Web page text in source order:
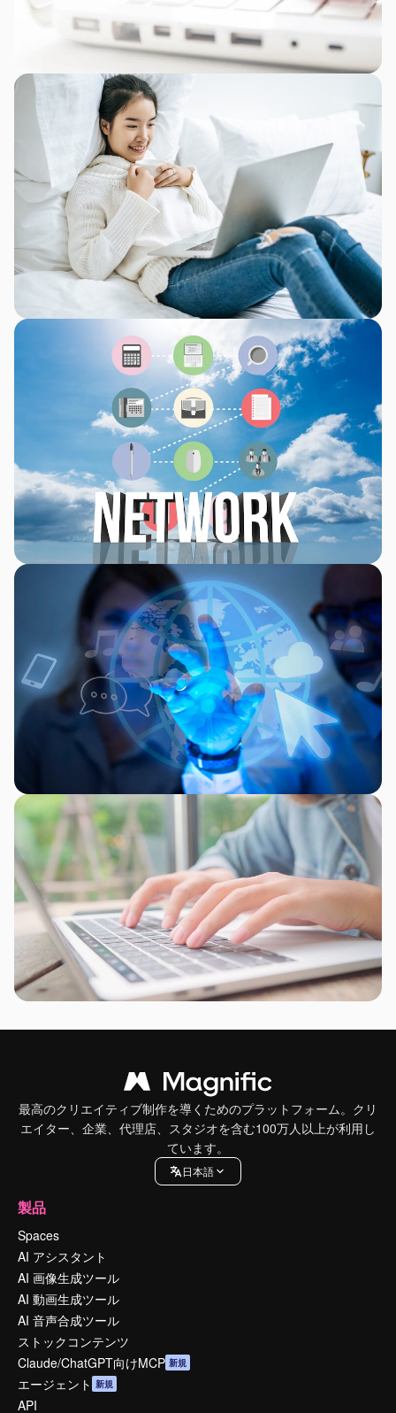
最高のクリエイティブ制作を導くためのプラットフォーム。クリ
エイター、企業、代理店、スタジオを含む100万人以上が利用し
ています。
日本語
製品
Spaces
AI アシスタント
AI 画像生成ツール
AI 動画生成ツール
AI 音声合成ツール
ストックコンテンツ
Claude/ChatGPT向けMCP 新規
エージェント 新規
API